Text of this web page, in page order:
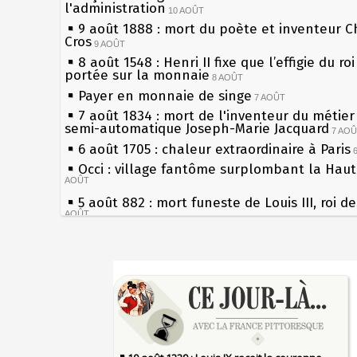
l'administration 10 AOÛT
9 août 1888 : mort du poète et inventeur
Cros 9 AOÛT
8 août 1548 : Henri II fixe que l’effigie du
portée sur la monnaie 8 AOÛT
Payer en monnaie de singe 7 AOÛT
7 août 1834 : mort de l'inventeur du
semi-automatique Joseph-Marie Jacquard 7
6 août 1705 : chaleur extraordinaire à Paris
Occi : village fantôme surplombant la
AOÛT
5 août 882 : mort funeste de Louis III, roi
AOÛT
Rouelle 3 AOÛT
Musée Jean de La Fontaine : réouverture
rénovation 2 AOÛT
2 août 1802 : Bonaparte est nommé
les siècles
27 mai 1610 : supplice de François
du roi Henri IV
Pierre qui roule n'amasse pas mousse
Qui aime bien châtie bien